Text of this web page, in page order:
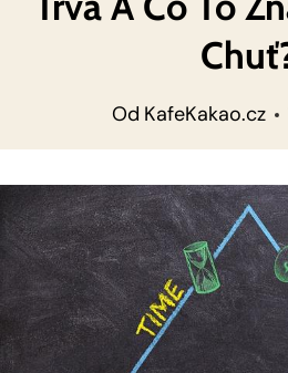
Od KafeKakao.cz